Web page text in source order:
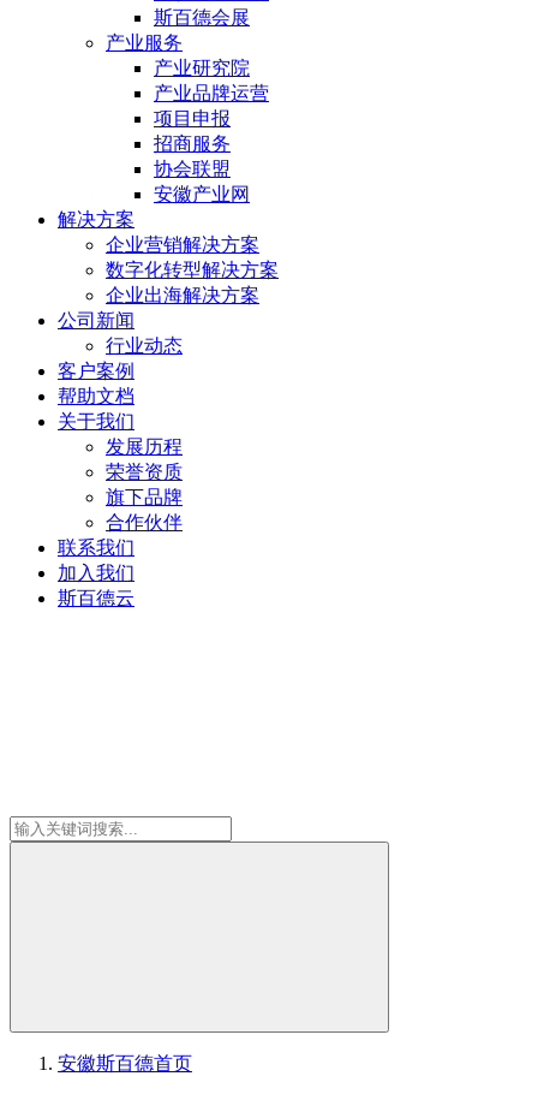
斯百德会展
产业服务
产业研究院
产业品牌运营
项目申报
招商服务
协会联盟
安徽产业网
解决方案
企业营销解决方案
数字化转型解决方案
企业出海解决方案
公司新闻
行业动态
客户案例
帮助文档
关于我们
发展历程
荣誉资质
旗下品牌
合作伙伴
联系我们
加入我们
斯百德云
安徽斯百德首页